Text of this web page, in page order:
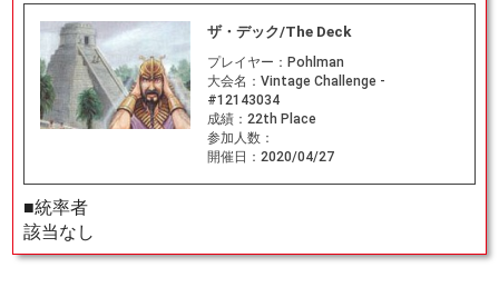
ザ・デック/The Deck
プレイヤー： Pohlman
大会名： Vintage Challenge -
#12143034
成績： 22th Place
参加人数：
開催日： 2020/04/27
■統率者
該当なし